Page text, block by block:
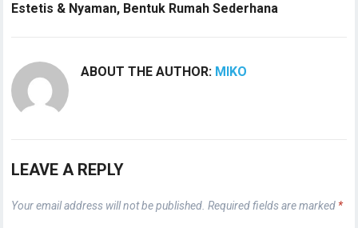
Estetis & Nyaman, Bentuk Rumah Sederhana
ABOUT THE AUTHOR: MIKO
LEAVE A REPLY
Your email address will not be published. Required fields are marked *